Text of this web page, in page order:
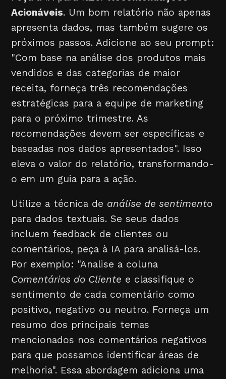
Acionáveis. Um bom relatório não apenas
apresenta dados, mas também sugere os
próximos passos. Adicione ao seu prompt:
"Com base na análise dos produtos mais
vendidos e das categorias de maior
receita, forneça três recomendações
estratégicas para a equipe de marketing
para o próximo trimestre. As
recomendações devem ser específicas e
baseadas nos dados apresentados". Isso
eleva o valor do relatório, transformando-
o em um guia para a ação.
Utilize a técnica de análise de sentimento
para dados textuais. Se seus dados
incluem feedback de clientes ou
comentários, peça à IA para analisá-los.
Por exemplo: "Analise a coluna
Comentários do Cliente e classifique o
sentimento de cada comentário como
positivo, negativo ou neutro. Forneça um
resumo dos principais temas
mencionados nos comentários negativos
para que possamos identificar áreas de
melhoria". Essa abordagem adiciona uma